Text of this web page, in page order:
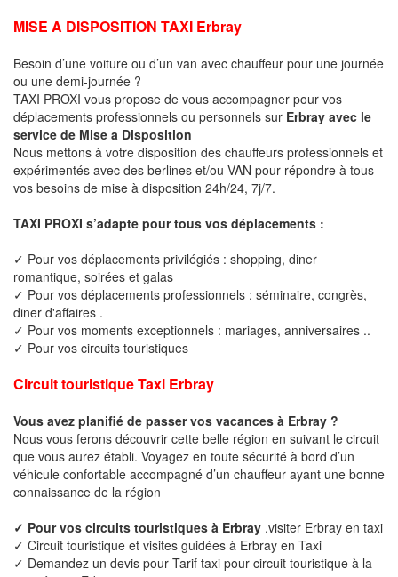
MISE A DISPOSITION TAXI Erbray
Besoin d’une voiture ou d’un van avec chauffeur pour une journée
ou une demi-journée ?
TAXI PROXI vous propose de vous accompagner pour vos
déplacements professionnels ou personnels sur Erbray avec le
service de Mise a Disposition
Nous mettons à votre disposition des chauffeurs professionnels et
expérimentés avec des berlines et/ou VAN pour répondre à tous
vos besoins de mise à disposition 24h/24, 7j/7.
TAXI PROXI s’adapte pour tous vos déplacements :
✓ Pour vos déplacements privilégiés : shopping, diner
romantique, soirées et galas
✓ Pour vos déplacements professionnels : séminaire, congrès,
diner d'affaires .
✓ Pour vos moments exceptionnels : mariages, anniversaires ..
✓ Pour vos circuits touristiques
Circuit touristique Taxi Erbray
Vous avez planifié de passer vos vacances à Erbray ?
Nous vous ferons découvrir cette belle région en suivant le circuit
que vous aurez établi. Voyagez en toute sécurité à bord d’un
véhicule confortable accompagné d’un chauffeur ayant une bonne
connaissance de la région
✓ Pour vos circuits touristiques à Erbray .visiter Erbray en taxi
✓ Circuit touristique et visites guidées à Erbray en Taxi
✓ Demandez un devis pour Tarif taxi pour circuit touristique à la